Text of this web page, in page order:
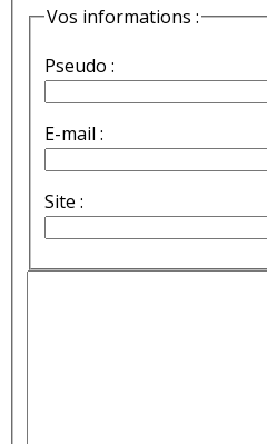
Vos informations :
Pseudo :
E-mail :
Site :